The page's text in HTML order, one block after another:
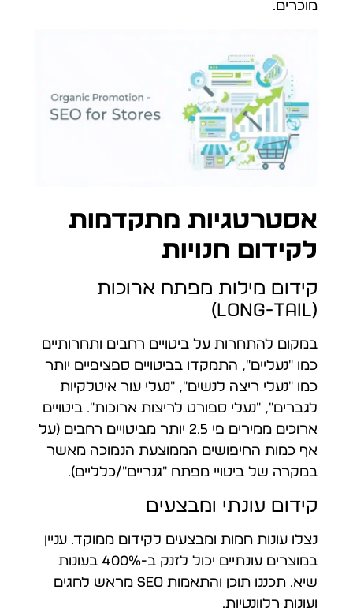
מוכרים.
אסטרטגיות מתקדמות
לקידום חנויות
קידום מילות מפתח ארוכות
(Long-tail)
במקום להתחרות על ביטויים רחבים ותחרותיים
כמו "נעליים", התמקדו בביטויים ספציפיים יותר
כמו "נעלי ריצה לנשים", "נעלי עור איטלקיות
לגברים", "נעלי ספורט לריצות ארוכות". ביטויים
ארוכים ממירים פי 2.5 יותר מביטויים רחבים (על
אף כמות החיפושים הממוצעת הנמוכה מאשר
במקרה של ביטויי מפתח "גנריים"/כלליים).
קידום עונתי ומבצעים
נצלו עונות חמות ומבצעים לקידום ממוקד. עניין
במוצרים עונתיים יכול לזנק ב-400% בעונות
שיא. תכננו תוכן והתאמות SEO מראש לחגים
ועונות רלוונטיות.